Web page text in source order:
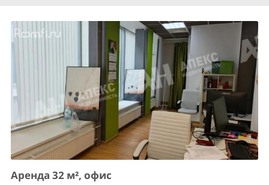
Аренда 32 м², офис